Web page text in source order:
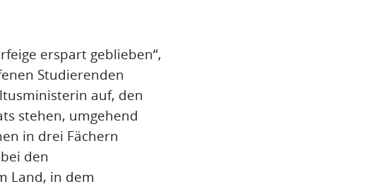
erspart geblieben“,
Studierenden
auf, den
stehen, umgehend
in drei Fächern
den
Land, in dem